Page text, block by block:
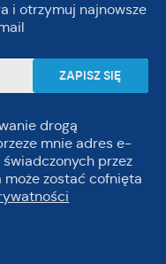
i otrzymuj najnowsze
drogą
mnie adres e-
przez
może zostać cofnięta